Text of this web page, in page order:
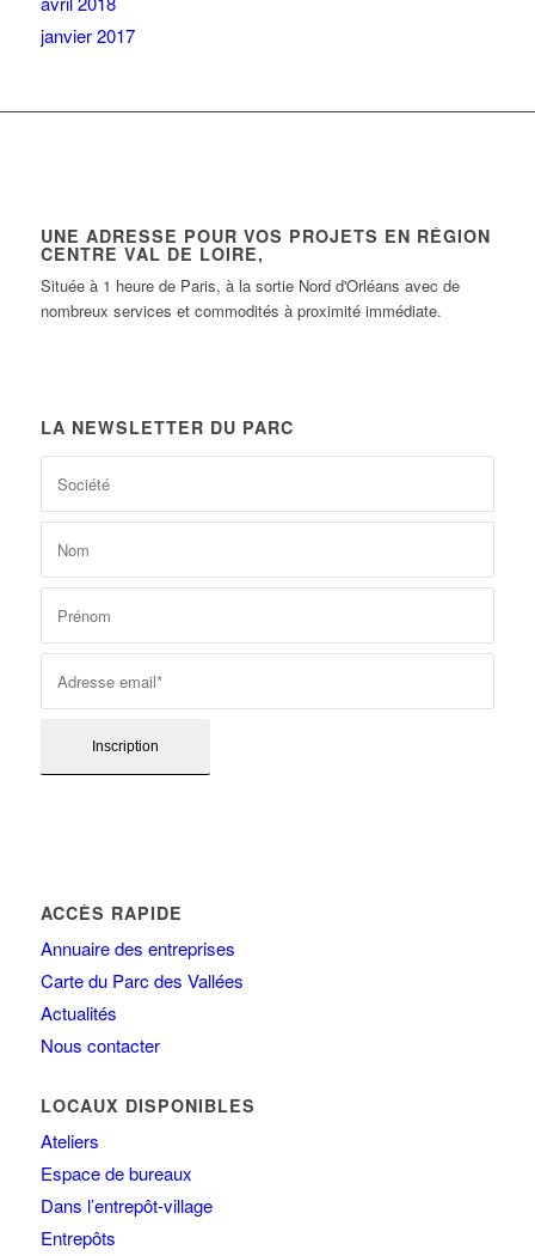
janvier 2017
UNE ADRESSE POUR VOS PROJETS EN RÉGION
CENTRE VAL DE LOIRE,
Située à 1 heure de Paris, à la sortie Nord d'Orléans avec de
nombreux services et commodités à proximité immédiate.
LA NEWSLETTER DU PARC
ACCÈS RAPIDE
Annuaire des entreprises
Carte du Parc des Vallées
Actualités
Nous contacter
LOCAUX DISPONIBLES
Ateliers
Espace de bureaux
Dans l’entrepôt-village
Entrepôts